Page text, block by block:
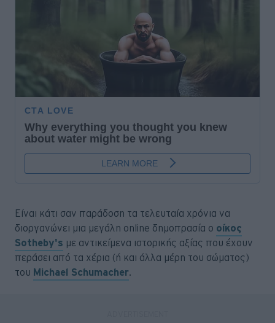
Είναι κάτι σαν παράδοση τα τελευταία χρόνια να
διοργανώνει μια μεγάλη online δημοπρασία ο οίκος
Sotheby's με αντικείμενα ιστορικής αξίας που έχουν
περάσει από τα χέρια (ή και άλλα μέρη του σώματος)
του Michael Schumacher.